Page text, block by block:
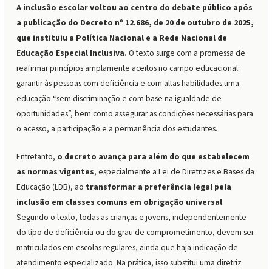
A inclusão escolar voltou ao centro do debate público após
a publicação do Decreto nº 12.686, de 20 de outubro de 2025,
que instituiu a Política Nacional e a Rede Nacional de
Educação Especial Inclusiva. O texto surge com a promessa de
reafirmar princípios amplamente aceitos no campo educacional:
garantir às pessoas com deficiência e com altas habilidades uma
educação “sem discriminação e com base na igualdade de
oportunidades”, bem como assegurar as condições necessárias para
o acesso, a participação e a permanência dos estudantes.
Entretanto, o decreto avança para além do que estabelecem
as normas vigentes, especialmente a Lei de Diretrizes e Bases da
Educação (LDB), ao transformar a preferência legal pela
inclusão em classes comuns em obrigação universal.
Segundo o texto, todas as crianças e jovens, independentemente
do tipo de deficiência ou do grau de comprometimento, devem ser
matriculados em escolas regulares, ainda que haja indicação de
atendimento especializado. Na prática, isso substitui uma diretriz